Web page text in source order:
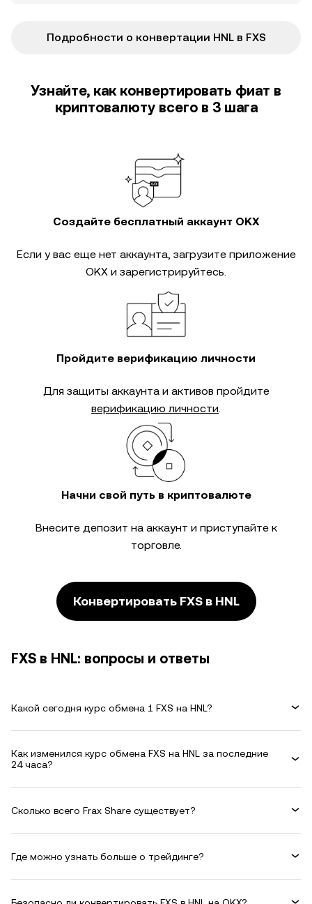
Подробности о конвертации HNL в FXS
Узнайте, как конвертировать фиат в
криптовалюту всего в 3 шага
Создайте бесплатный аккаунт OKX
Если у вас еще нет аккаунта, загрузите приложение
OKX и зарегистрируйтесь.
Пройдите верификацию личности
Для защиты аккаунта и активов пройдите
верификацию личности.
Начни свой путь в криптовалюте
Внесите депозит на аккаунт и приступайте к
торговле.
Конвертировать FXS в HNL
FXS в HNL: вопросы и ответы
Какой сегодня курс обмена 1 FXS на HNL?
Как изменился курс обмена FXS на HNL за последние
24 часа?
Сколько всего Frax Share существует?
Где можно узнать больше о трейдинге?